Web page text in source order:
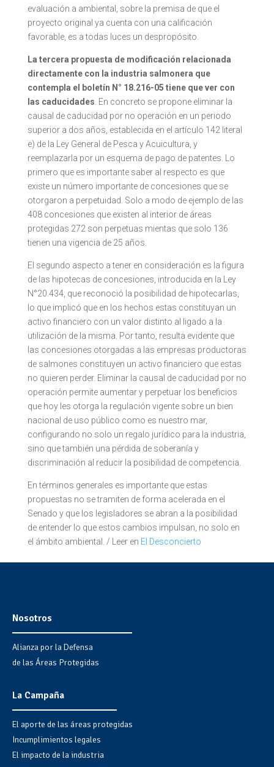
evaluación a ambiental, sobre la premisa de que el
proyecto original ya cuenta con una calificación
favorable, es a todas luces un despropósito.
La tercera propuesta de modificación relacionada
directamente con la industria salmonera que
contempla el boletín N° 18.216-05 tiene que ver con
las caducidades . En concreto se propone eliminar la
causal de caducidad por no operación en un periodo
superior a dos años, establecida en el artículo 142 literal
e) de la Ley General de Pesca y Acuicultura, y
reemplazarla por un esquema de pago de patentes. Lo
primero que es importante saber al respecto es que
existe un número importante de concesiones que se
otorgaron a perpetuidad. Solo a modo de ejemplo de las
408 concesiones que existen al interior de áreas
protegidas 272 son perpetuas mientas que solo 136
tienen una vigencia de 25 años.
El segundo aspecto a tener en consideración es la figura
de las hipotecas de concesiones, introducida en la Ley
N°20.434, que reconoció la posibilidad de hipotecarlas,
lo que implicó que en los hechos estas constituyan un
activo financiero con un valor distinto al ligado a la
utilización de la misma. Por tanto, resulta evidente que
las concesiones otorgadas a las empresas productoras
de salmones constituyen un activo financiero que estas
no quieren perder. Eliminar la causal de caducidad por no
operación permite aumentar y perpetuar los beneficios
que hoy les otorga la regulación vigente sobre un bien
nacional de uso público como es nuestro mar,
configurando no solo un regalo jurídico para la industria,
sino que también una pérdida de soberanía y
discriminación al reducir la posibilidad de competencia.
En términos generales es importante que estas
propuestas no se tramiten de forma acelerada en el
Senado y que los legisladores se abran a la posibilidad
de entender lo que estos cambios impulsan, no solo en
el ámbito ambiental. / Leer en El Desconcierto
Nosotros
Alianza por la Defensa
de las Áreas Protegidas
La Campaña
El aporte de las áreas protegidas
Incumplimientos legales
El impacto de la industria